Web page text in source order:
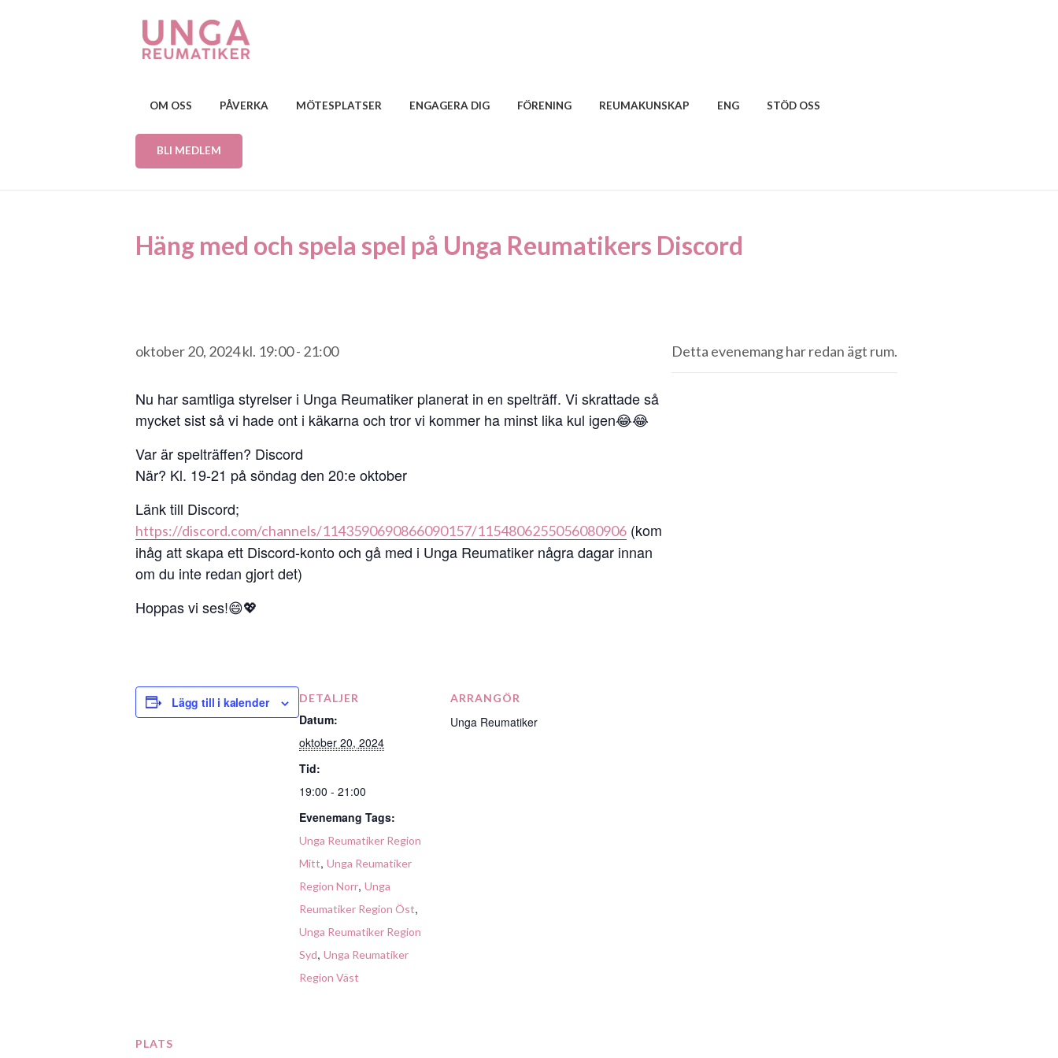
OM OSS PÅVERKA MÖTESPLATSER ENGAGERA DIG FÖRENING REUMAKUNSKAP ENG STÖD OSS
BLI MEDLEM
Häng med och spela spel på Unga Reumatikers Discord
Detta evenemang har redan ägt rum.
oktober 20, 2024 kl. 19:00- 21:00
Nu har samtliga styrelser i Unga Reumatiker planerat in en spelträff. Vi skrattade så
mycket sist så vi hade ont i käkarna och tror vi kommer ha minst lika kul igen😂😂
Var är spelträffen? Discord
När? Kl. 19-21 på söndag den 20:e oktober
Länk till Discord;
https://discord.com/channels/1143590690866090157/1154806255056080906 (kom
ihåg att skapa ett Discord-konto och gå med i Unga Reumatiker några dagar innan
om du inte redan gjort det)
Hoppas vi ses!😄💖
Lägg till i kalender DETALJER
Datum:
oktober 20, 2024
Tid:
19:00 - 21:00
Evenemang Tags:
Unga Reumatiker Region
Mitt,Unga Reumatiker
Region Norr,Unga
Reumatiker Region Öst,
Unga Reumatiker Region
Syd,Unga Reumatiker
Region Väst
ARRANGÖR
Unga Reumatiker
PLATS